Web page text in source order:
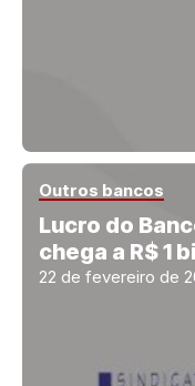
Outros bancos
Lucro do
chega a R$ 1
22 de fevereiro de